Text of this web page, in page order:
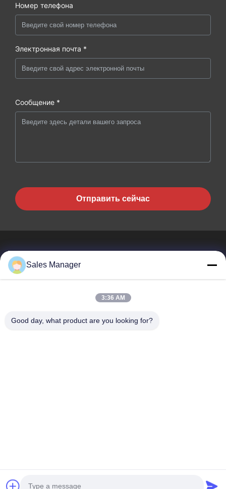
Номер телефона
Электронная почта *
Сообщение *
Отправить сейчас
Вы не только покупаете сталь, Вы но и покупаете любовь,
Быстрые Ссылки
Sales Manager
3:36 AM
Good day, what product are you looking for?